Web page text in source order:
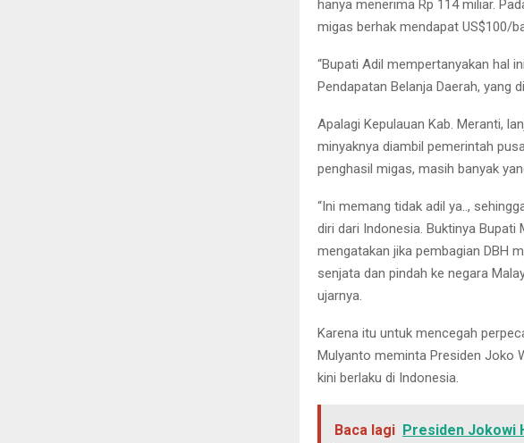
hanya menerima Rp 114 miliar.
migas berhak mendapat US$100/
“Bupati Adil mempertanyakan hal
Pendapatan Belanja Daerah, yang
Apalagi Kepulauan Kab. Meranti,
minyaknya diambil pemerintah
penghasil migas, masih banyak
“Ini memang tidak adil ya..,
diri dari Indonesia. Buktinya
mengatakan jika pembagian DBH
senjata dan pindah ke negara
ujarnya.
Karena itu untuk mencegah
Mulyanto meminta Presiden Joko
kini berlaku di Indonesia.
Baca lagi Presiden Jokowi